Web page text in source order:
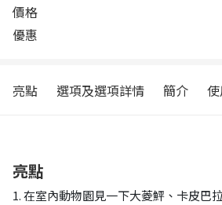
價格
優惠
亮點 選項及選項詳情 簡介
亮點
1. 在室內動物園見一下大菱鮃、卡皮巴